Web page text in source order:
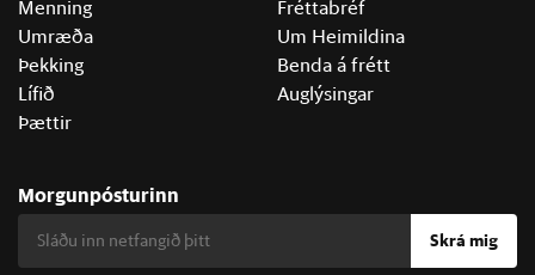
Menning
Umræða
Þekking
Lífið
Þættir
Fréttabréf
Um Heimildina
Benda á frétt
Auglýsingar
Morgunpósturinn
Skrá mig